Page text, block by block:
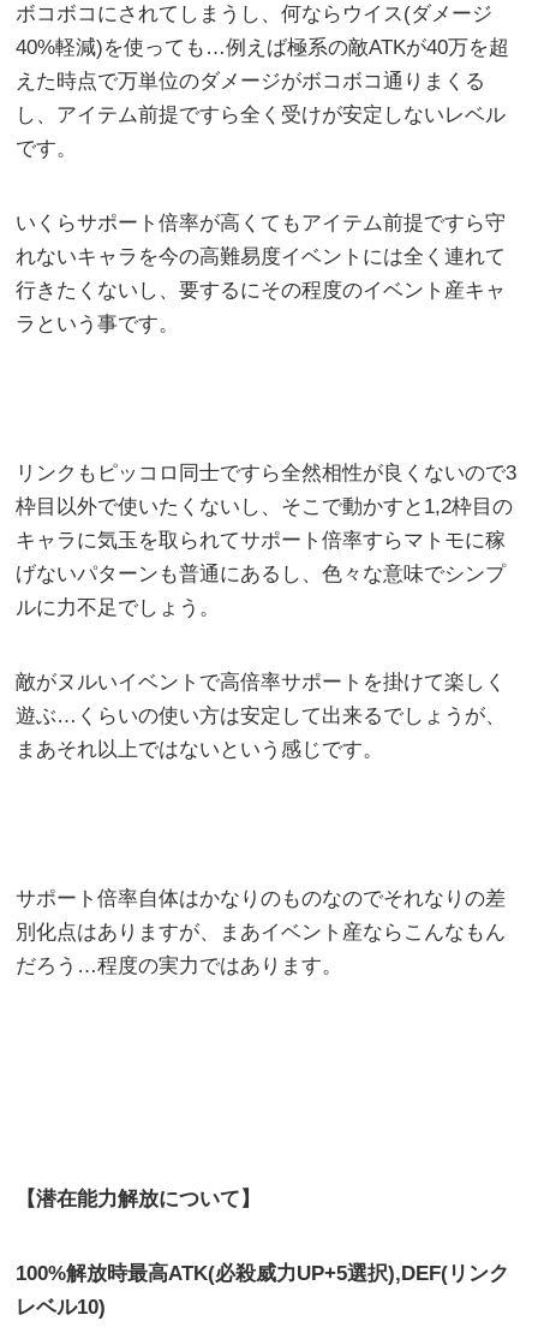
ボコボコにされてしまうし、何ならウイス(ダメージ
40%軽減)を使っても…例えば極系の敵ATKが40万を超
えた時点で万単位のダメージがボコボコ通りまくる
し、アイテム前提ですら全く受けが安定しないレベル
です。
いくらサポート倍率が高くてもアイテム前提ですら守
れないキャラを今の高難易度イベントには全く連れて
行きたくないし、要するにその程度のイベント産キャ
ラという事です。
リンクもピッコロ同士ですら全然相性が良くないので3
枠目以外で使いたくないし、そこで動かすと1,2枠目の
キャラに気玉を取られてサポート倍率すらマトモに稼
げないパターンも普通にあるし、色々な意味でシンプ
ルに力不足でしょう。
敵がヌルいイベントで高倍率サポートを掛けて楽しく
遊ぶ…くらいの使い方は安定して出来るでしょうが、
まあそれ以上ではないという感じです。
サポート倍率自体はかなりのものなのでそれなりの差
別化点はありますが、まあイベント産ならこんなもん
だろう…程度の実力ではあります。
【潜在能力解放について】
100%解放時最高ATK(必殺威力UP+5選択),DEF(リンク
レベル10)